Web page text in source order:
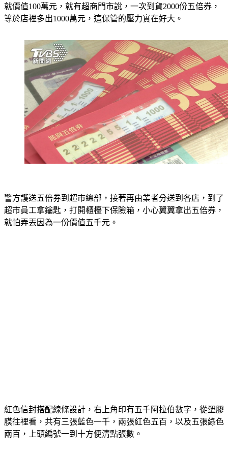
天領券有限時間，只能領到晚上十點，五倍券配送小小一箱，
就價值100萬元，就有超商門市說，一次到貨2000份五倍券，
警方護送五倍券到超市總部，接著再由業者分送到各店，到了
超市員工拿鑰匙，打開櫃檯下保險箱，小心翼翼拿出五倍券，
紅色信封搭配線條設計，右上角印有五千阿拉伯數字，從塑膠
膜往裡看，共有三張藍色一千，兩張紅色五百，以及五張綠色